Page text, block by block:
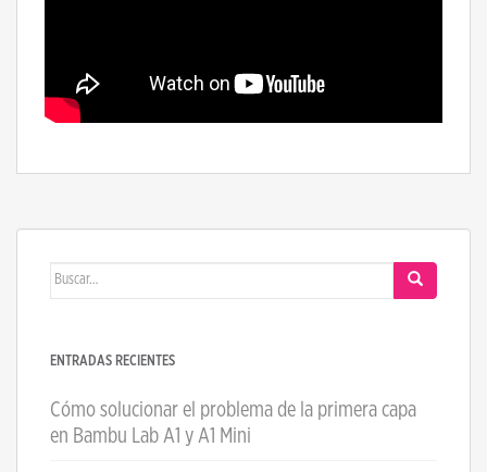
Buscar:
ENTRADAS RECIENTES
Cómo solucionar el problema de la primera capa
en Bambu Lab A1 y A1 Mini